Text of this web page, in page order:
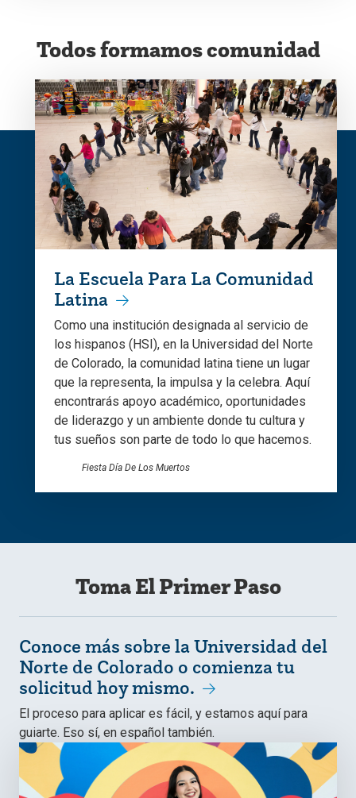
Todos formamos comunidad
La Escuela Para La Comunidad
Latina
Como una institución designada al servicio de
los hispanos (HSI), en la Universidad del Norte
de Colorado, la comunidad latina tiene un lugar
que la representa, la impulsa y la celebra. Aquí
encontrarás apoyo académico, oportunidades
de liderazgo y un ambiente donde tu cultura y
tus sueños son parte de todo lo que hacemos.
Fiesta Día De Los Muertos
Toma El Primer Paso
Conoce más sobre la Universidad del
Norte de Colorado o comienza tu
solicitud hoy mismo.
El proceso para aplicar es fácil, y estamos aquí para
guiarte. Eso sí, en español también.